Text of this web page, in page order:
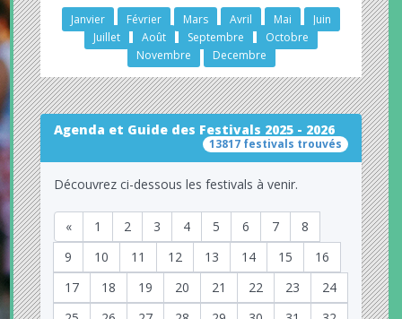
Janvier Février Mars Avril Mai
Juin
Juillet
Août Septembre
Octobre
Novembre
Decembre
Agenda et Guide des Festivals 2025 - 2026
13817 festivals trouvés
Découvrez ci-dessous les festivals à venir.
« 1 2 3 4 5 6 7
8
9
10 11 12 13 14 15
16
17
18 19 20 21 22 23
24